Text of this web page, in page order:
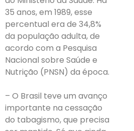
35 anos, em 1989, esse
percentual era de 34,8%
da população adulta, de
acordo com a Pesquisa
Nacional sobre Saúde e
Nutrição (PNSN) da época.
– O Brasil teve um avanço
importante na cessação
do tabagismo, que precisa